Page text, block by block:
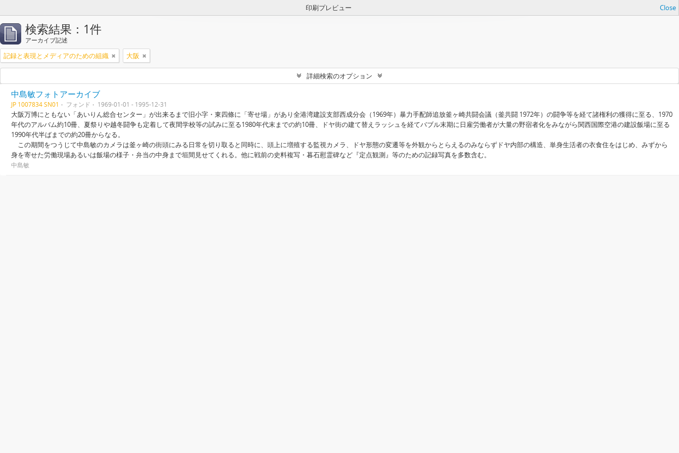
印刷プレビュー Close
検索結果：1件
アーカイブ記述
記録と表現とメディアのための組織 大阪
詳細検索のオプション
中島敏フォトアーカイブ
JP 1007834 SN01 フォンド 1969-01-01 - 1995-12-31
大阪万博にともない「あいりん総合センター」が出来るまで旧小字・東四條に「寄せ場」があり全港湾建設支部西成分会（1969年）暴力手配師追放釜ヶ崎共闘会議（釜共闘 1972年）の闘争等を経て諸権利の獲得に至る、1970
年代のアルバム約10冊、夏祭りや越冬闘争も定着して夜間学校等の試みに至る1980年代末までの約10冊、ドヤ街の建て替えラッシュを経てバブル末期に日雇労働者が大量の野宿者化をみながら関西国際空港の建設飯場に至る
1990年代半ばまでの約20冊からなる。
この期間をつうじて中島敏のカメラは釜ヶ崎の街頭にみる日常を切り取ると同時に、頭上に増殖する監視カメラ、ドヤ形態の変遷等を外観からとらえるのみならずドヤ内部の構造、単身生活者の衣食住をはじめ、みずから
身を寄せた労働現場あるいは飯場の様子・弁当の中身まで垣間見せてくれる。他に戦前の史料複写・暮石慰霊碑など『定点観測』等のための記録写真を多数含む。
中島敏